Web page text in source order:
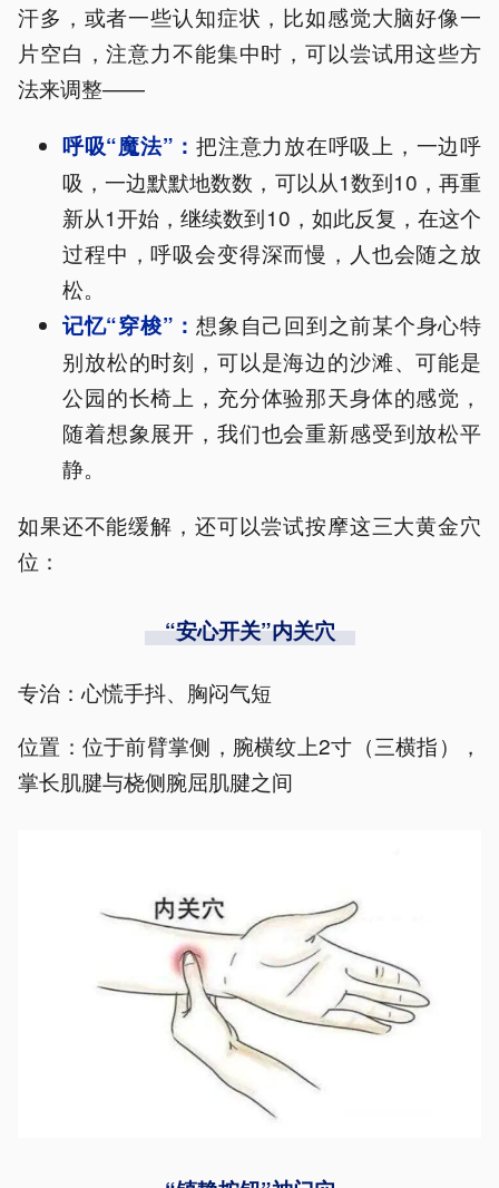
汗多，或者一些认知症状，比如感觉大脑好像一
片空白，注意力不能集中时，可以尝试用这些方
法来调整——
呼吸“魔法”：把注意力放在呼吸上，一边呼
吸，一边默默地数数，可以从1数到10，再重
新从1开始，继续数到10，如此反复，在这个
过程中，呼吸会变得深而慢，人也会随之放
松。
记忆“穿梭”：想象自己回到之前某个身心特
别放松的时刻，可以是海边的沙滩、可能是
公园的长椅上，充分体验那天身体的感觉，
随着想象展开，我们也会重新感受到放松平
静。
如果还不能缓解，还可以尝试按摩这三大黄金穴
位：
“安心开关”内关穴
专治：心慌手抖、胸闷气短
位置：位于前臂掌侧，腕横纹上2寸（三横指），
掌长肌腱与桡侧腕屈肌腱之间